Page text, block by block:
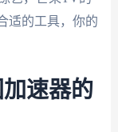
适的工具，你的
速器的